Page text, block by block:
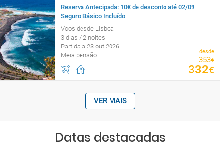
Reserva Antecipada: 10€ de desconto até 02/09
Seguro Básico Incluído
Voos desde Lisboa
3 dias / 2 noites
Partida a 23 out 2026
Meia pensão
desde
353€
332€
VER MAIS
Datas destacadas